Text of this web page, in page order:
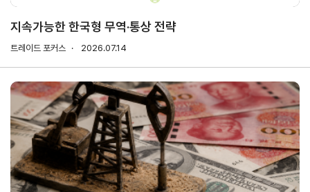
여행카
드
ABTC
회의실
임대
수출입
물류포
털
해외지
부
현지지
원
·KITA
POST
랜치
지속가능한 한국형 무역·통상 전략
트레이드 포커스 2026.07.14